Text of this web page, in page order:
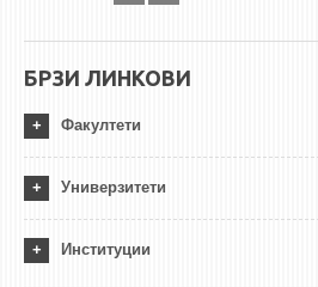
БРЗИ ЛИНКОВИ
Факултети
Универзитети
Институции